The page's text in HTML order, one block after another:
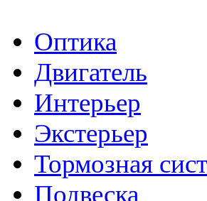
Оптика
Двигатель
Интерьер
Экстерьер
Тормозная
Подвеска